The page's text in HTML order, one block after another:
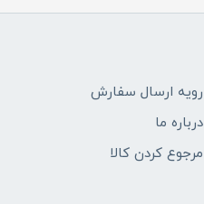
رویه ارسال سفارش
درباره ما
مرجوع کردن کالا